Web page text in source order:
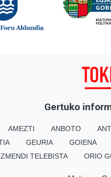
Gertuko
AMEZTI ANBOTO
GEURIA GOIENA
TELEBISTA ORIO